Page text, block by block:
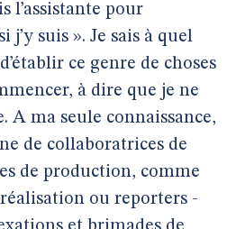
l’assistante pour
j’y suis ». Je sais à quel
ce genre de choses
à dire que je ne
A ma seule connaissance,
de collaboratrices de
de production, comme
ou reporters -